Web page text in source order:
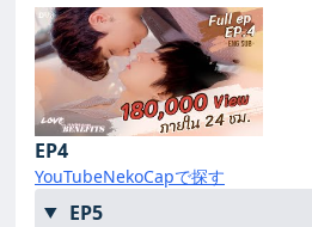
EP4
YouTubeNekoCapで探す
EP5